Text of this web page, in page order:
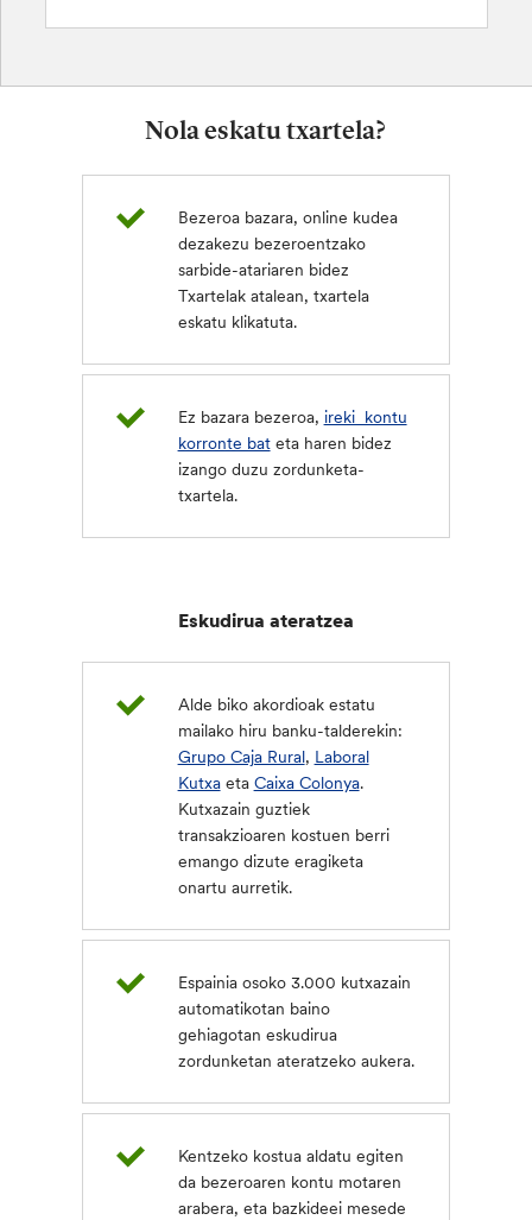
Nola eskatu txartela?
Bezeroa bazara, online kudea
dezakezu bezeroentzako
sarbide-atariaren bidez
Txartelak atalean, txartela
eskatu klikatuta.
Ez bazara bezeroa, ireki kontu
korronte bateta haren bidez
izango duzu zordunketa-
txartela.
Eskudirua ateratzea
Alde biko akordioak estatu
mailako hiru banku-talderekin:
Grupo Caja Rural, Laboral
Kutxaeta Caixa Colonya.
Kutxazain guztiek
transakzioaren kostuen berri
emango dizute eragiketa
onartu aurretik.
Espainia osoko 3.000 kutxazain
automatikotan baino
gehiagotan eskudirua
zordunketan ateratzeko aukera.
Kentzeko kostua aldatu egiten
da bezeroaren kontu motaren
arabera, eta bazkideei mesede